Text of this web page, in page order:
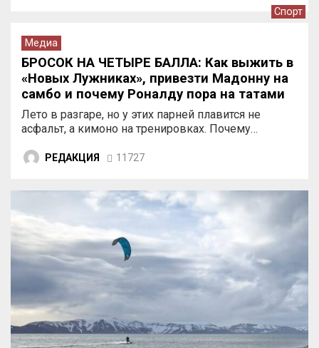
Спорт
Медиа
БРОСОК НА ЧЕТЫРЕ БАЛЛА: Как выжить в
«Новых Лужниках», привезти Мадонну на
самбо и почему Роналду пора на татами
Лето в разгаре, но у этих парней плавится не
асфальт, а кимоно на тренировках. Почему…
РЕДАКЦИЯ 11727